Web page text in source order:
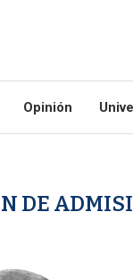
Opinión
DE